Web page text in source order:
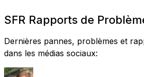
SFR Rapports de
Dernières pannes, problèmes et
dans les médias sociaux: